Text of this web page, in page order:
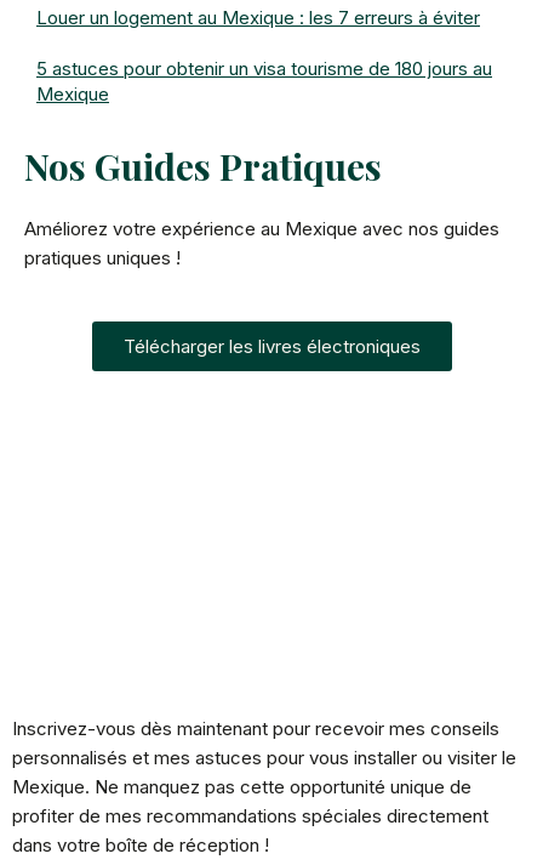
Louer un logement au Mexique : les 7 erreurs à éviter
5 astuces pour obtenir un visa tourisme de 180 jours au
Mexique
Nos Guides Pratiques
Améliorez votre expérience au Mexique avec nos guides
pratiques uniques !
Télécharger les livres électroniques
Inscrivez-vous dès maintenant pour recevoir mes conseils
personnalisés et mes astuces pour vous installer ou visiter le
Mexique. Ne manquez pas cette opportunité unique de
profiter de mes recommandations spéciales directement
dans votre boîte de réception !